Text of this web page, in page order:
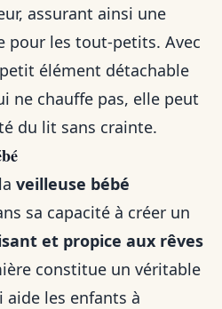
assurant ainsi une
pour les tout-petits. Avec
élément détachable
ne chauffe pas, elle peut
du lit sans crainte.
veilleuse bébé
sa capacité à créer un
et propice aux rêves
constitue un véritable
aide les enfants à